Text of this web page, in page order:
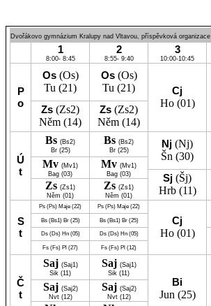
Dvořákovo gymnázium Kralupy nad Vltavou, příspěvková organizace
1
8:00- 8:45
2
8:55- 9:40
3
10:00-10:45
P
o
Os (Os)
Tu (21)
Os (Os)
Tu (21)
Cj
Ho(01)
Zs (Zs2)
Něm (14)
Zs (Zs2)
Něm (14)
Ú
t
Bs (Bs2)
Br(25)
Bs (Bs2)
Br(25)
Nj (Nj)
Šn (30)
Mv (Mv1)
Bag (03)
Mv (Mv1)
Bag (03) Sj (Šj)
Hrb(11)
Zs (Zs1)
Něm (01)
Zs (Zs1)
Něm (01)
S
t
Ps (Ps) Maje (22) Ps (Ps) Maje (22)
Cj
Ho(01)
Bs (Bs1)Br(25) Bs (Bs1)Br(25)
Ds (Ds)Hn(05) Ds (Ds)Hn(05)
Fs (Fs) Pl (27) Fs (Fs) Pl (12)
Č
t
Saj (Saj1)
Sik (11)
Saj (Saj1)
Sik (11)
Bi
Jun (25)
Saj (Saj2)
Nvt(12)
Saj (Saj2)
Nvt(12)